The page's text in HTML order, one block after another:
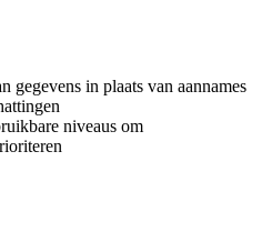
gegevens in plaats van aannames
niveaus om